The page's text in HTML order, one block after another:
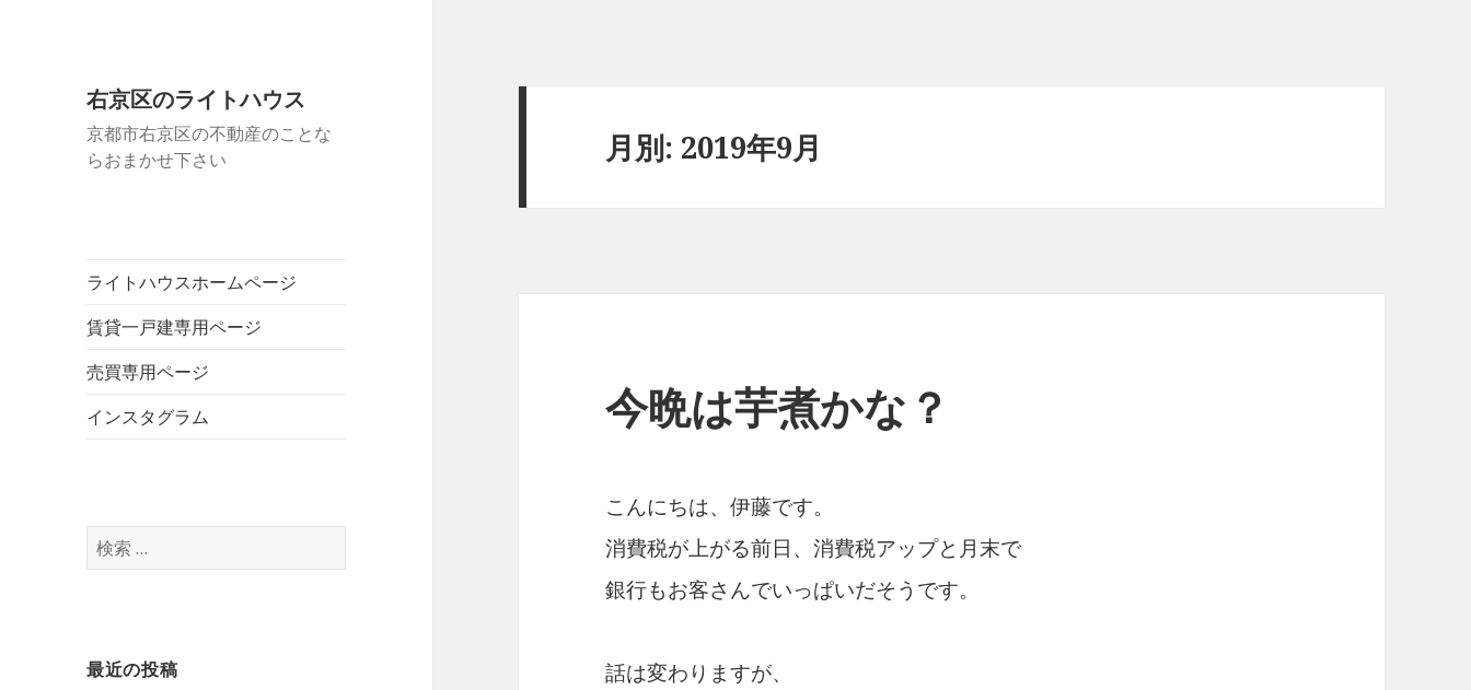
右京区のライトハウス
京都市右京区の不動産のことな
らおまかせ下さい
ライトハウスホームページ
賃貸一戸建専用ページ
売買専用ページ
インスタグラム
検
索
最近の投稿
月別: 2019年9月
今晩は芋煮かな？
こんにちは、伊藤です。
消費税が上がる前日、消費税アップと月末で
銀行もお客さんでいっぱいだそうです。
話は変わりますが、